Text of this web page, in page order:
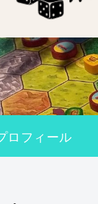
ロフィール